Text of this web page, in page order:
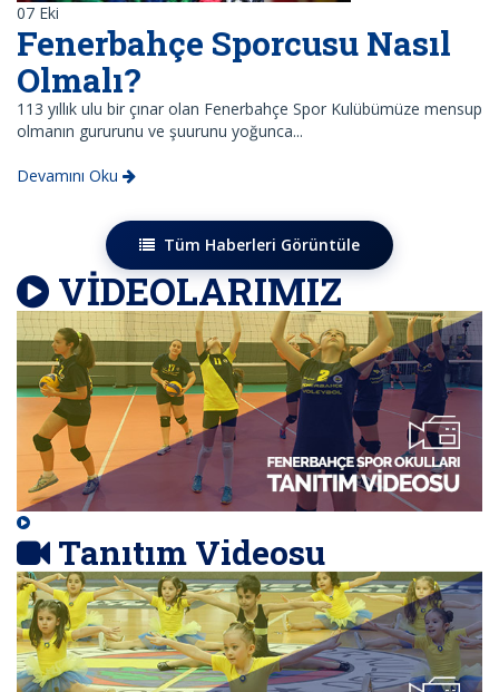
07 Eki
Fenerbahçe Sporcusu Nasıl
Olmalı?
113 yıllık ulu bir çınar olan Fenerbahçe Spor Kulübümüze mensup
olmanın gururunu ve şuurunu yoğunca...
Devamını Oku
Tüm Haberleri Görüntüle
VİDEOLARIMIZ
Tanıtım Videosu